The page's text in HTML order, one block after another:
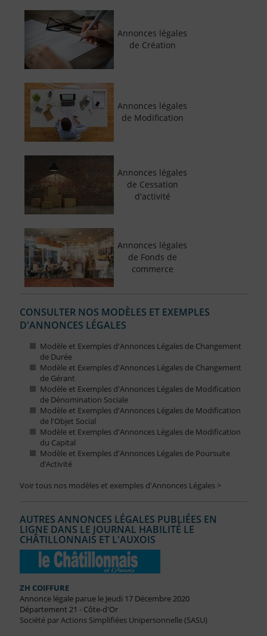
Annonces légales
de Création
Annonces légales
de Modification
Annonces légales
de Cessation
d'activité
Annonces légales
de Fonds de
commerce
CONSULTER NOS MODÈLES ET EXEMPLES
D'ANNONCES LÉGALES
Modèle et Exemples d'Annonces Légales de Changement
de Durée
Modèle et Exemples d'Annonces Légales de Changement
de Gérant
Modèle et Exemples d'Annonces Légales de Modification
de Dénomination Sociale
Modèle et Exemples d'Annonces Légales de Modification
de l'Objet Social
Modèle et Exemples d'Annonces Légales de Modification
du Capital
Modèle et Exemples d'Annonces Légales de Poursuite
d’Activité
Voir tous nos modèles et exemples d'Annonces Légales >
AUTRES ANNONCES LÉGALES PUBLIÉES EN
LIGNE DANS LE JOURNAL HABILITÉ LE
CHÂTILLONNAIS ET L'AUXOIS
ZH COIFFURE
Annonce légale parue le Jeudi 17 Décembre 2020
Département 21 - Côte-d'Or
Société par Actions Simplifiées Unipersonnelle (SASU)